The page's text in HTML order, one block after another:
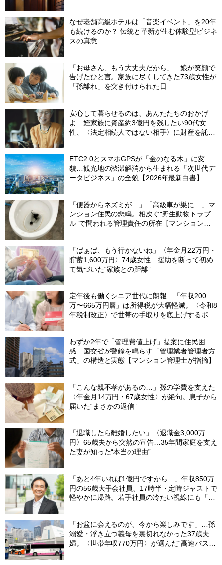
なぜ老舗高級ホテルは「音楽イベント」を20年
も続けるのか？ 伝統と革新が生む体験型ビジネ
スの真意
「お母さん、もう大丈夫だから」…娘が笑顔で
告げたひと言。家族に尽くしてきた73歳女性が
「孫離れ」を突き付けられた日
安心して暮らせるのは、あんたたちのおかげ
よ…姪家族に資産約3億円を残したい90代女
性、〈法定相続人ではない相手〉に財産を託せ
ETC2.0とスマホGPSが「金のなる木」に変
貌…観光地の渋滞解消から生まれる「次世代デ
ータビジネス」の全貌【2026年最新白書】
「便器からネズミが…」「高級車が巣に…」マ
ンション住民の悲鳴。相次ぐ“野生動物トラブ
ル”で問われる管理責任の所在【マンション管
「ばぁば、もう行かないね」〈年金月22万円・
貯蓄1,600万円〉74歳女性…援助を断って初め
て気づいた“家族との距離”
定年後も働くシニア世代に朗報…「年収200
万〜665万円層」は所得税が大幅軽減。〈令和8
年税制改正〉で世帯の手取りを底上げするポイ
わずか2年で「管理費値上げ」提案に住民困
惑…国交省が警鐘を鳴らす「管理業者管理者方
式」の構造と実態【マンション管理士が指摘】
「こんな親不孝があるの…」孫の学費を支えた
〈年金月14万円・67歳女性〉が絶句。息子から
届いた“まさかの返信”
「退職したら離婚したい」〈退職金3,000万
円〉65歳夫から突然の宣告…35年間家庭を支え
た妻が知った“本当の理由”
「あと4年いれば1億円ですから…」年収850万
円の56歳大手会社員、17時半・定時ジャストで
軽やかに帰路。若手社員の冷たい視線にも「だ
「お盆に会えるのが、今から楽しみです」…孫
溺愛・浮き立つ義母を裏切れなかった37歳夫
婦。〈世帯年収770万円〉が選んだ“高速バス帰